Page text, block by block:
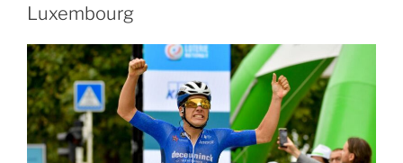
el
Lago
Calima
como
escenario
de
Luxembourg